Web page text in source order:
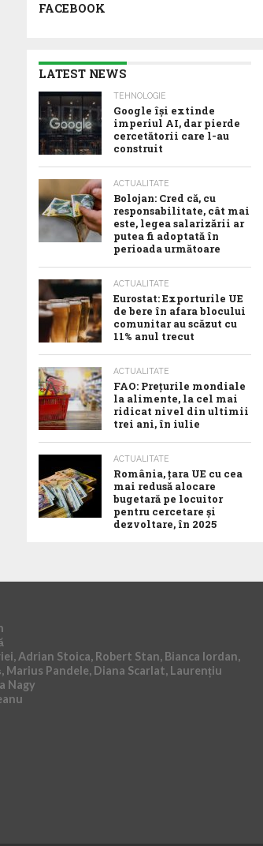
FACEBOOK
LATEST NEWS
TEHNOLOGIE
Google îşi extinde
imperiul AI, dar pierde
cercetătorii care l-au
construit
ACTUALITATE
Bolojan: Cred că, cu
responsabilitate, cât mai
este, legea salarizării ar
putea fi adoptată în
perioada următoare
ACTUALITATE
Eurostat: Exporturile UE
de bere în afara blocului
comunitar au scăzut cu
11% anul trecut
ACTUALITATE
FAO: Prețurile mondiale
la alimente, la cel mai
ridicat nivel din ultimii
trei ani, în iulie
ACTUALITATE
România, țara UE cu cea
mai redusă alocare
bugetară pe locuitor
pentru cercetare și
dezvoltare, în 2025
Adrian Stoica, Robert Stan, Bianca Iordan,
Marius Pandele, Diana Scarlat, Laurențiu
Nagy